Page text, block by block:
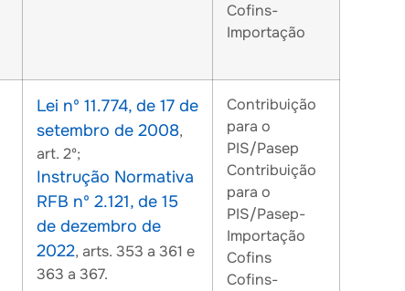
Cofins-
Importação
Lei nº 11.774, de 17 de
setembro de 2008,
art. 2º;
Instrução Normativa
RFB nº 2.121, de 15
de dezembro de
2022, arts. 353 a 361 e
363 a 367.
Contribuição
para o
PIS/Pasep
Contribuição
para o
PIS/Pasep-
Importação
Cofins
Cofins-